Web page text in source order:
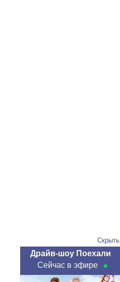
Скрыть
Драйв-шоу Поехали
Сейчас в эфире